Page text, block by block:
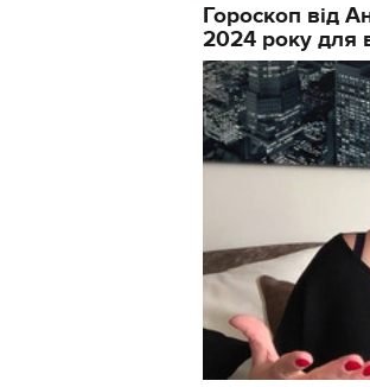
Гороскоп від
2024 року для